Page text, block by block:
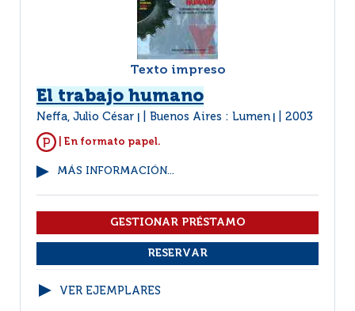
Texto impreso
El trabajo humano
Neffa, Julio César Buenos Aires : Lumen 2003
| En formato papel.
MÁS INFORMACIÓN...
VER EJEMPLARES